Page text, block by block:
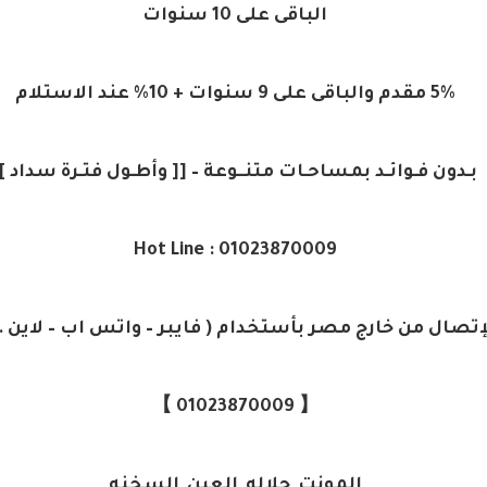
الباقى على 10 سنوات
5% مقدم والباقى على 9 سنوات + 10% عند الاستلام
بـدون فـوائـد بمساحـات متنــوعة – [[ وأطـول فتـرة سداد
01023870009 : Hot Line
من خارج مصر بأستخدام ( فايبر – واتس اب – لاين
【 01023870009 】